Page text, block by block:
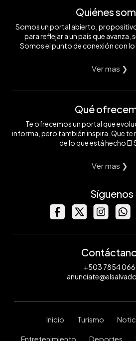
Quiénes
Somos un portal abierto,
para reflejar a un país que avanza,
Somos el punto de conexión con lo
Ver mas ❯
Qué
Te ofrecemos un portal que
informa, pero también inspira. Que
de lo que está hecho El
Ver mas ❯
Síguenos
+503 7854
Inicio Turismo
Entretenimiento Deportes